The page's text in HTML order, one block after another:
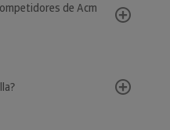
de Acm